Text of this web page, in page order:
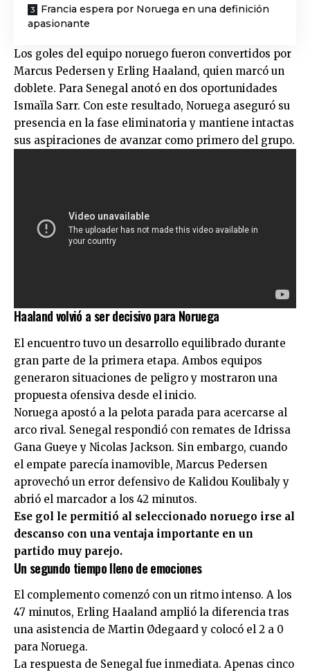
Francia espera por Noruega en una definición
apasionante
Los goles del equipo noruego fueron convertidos por
Marcus Pedersen y Erling Haaland, quien marcó un
doblete. Para Senegal anotó en dos oportunidades
Ismaïla Sarr. Con este resultado, Noruega aseguró su
presencia en la fase eliminatoria y mantiene intactas
sus aspiraciones de avanzar como primero del grupo.
Haaland volvió a ser decisivo para Noruega
El encuentro tuvo un desarrollo equilibrado durante
gran parte de la primera etapa. Ambos equipos
generaron situaciones de peligro y mostraron una
propuesta ofensiva desde el inicio.
Noruega apostó a la pelota parada para acercarse al
arco rival. Senegal respondió con remates de Idrissa
Gana Gueye y Nicolas Jackson. Sin embargo, cuando
el empate parecía inamovible, Marcus Pedersen
aprovechó un error defensivo de Kalidou Koulibaly y
abrió el marcador a los 42 minutos.
Ese gol le permitió al seleccionado noruego irse al
descanso con una ventaja importante en un
partido muy parejo.
Un segundo tiempo lleno de emociones
El complemento comenzó con un ritmo intenso. A los
47 minutos, Erling Haaland amplió la diferencia tras
una asistencia de Martin Ødegaard y colocó el 2 a 0
para Noruega.
La respuesta de Senegal fue inmediata. Apenas cinco